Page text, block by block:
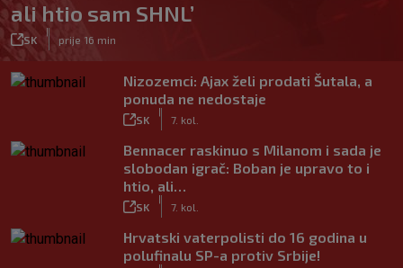
ali htio sam SHNL’
SK prije 16 min
Nizozemci: Ajax želi prodati Šutala, a
ponuda ne nedostaje
SK 7. kol.
Bennacer raskinuo s Milanom i sada je
slobodan igrač: Boban je upravo to i
htio, ali…
SK 7. kol.
Hrvatski vaterpolisti do 16 godina u
polufinalu SP-a protiv Srbije!